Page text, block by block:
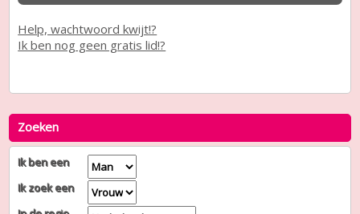
Help, wachtwoord kwijt!?
Ik ben nog geen gratis lid!?
Zoeken
Ik ben een
Ik zoek een